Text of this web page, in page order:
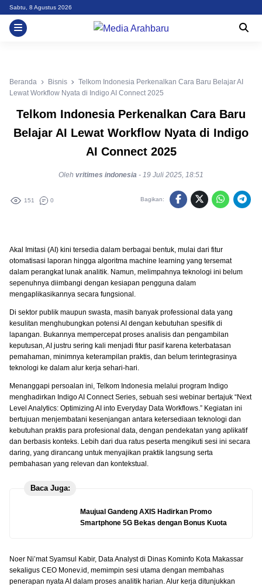
Skip
content
Sabtu, 8 Agustus 2026
Beranda Bisnis
Telkom Indonesia Perkenalkan Cara Baru Belajar AI
Lewat Workflow Nyata di Indigo AI Connect 2025
Telkom Indonesia Perkenalkan Cara Baru
Belajar AI Lewat Workflow Nyata di Indigo
AI Connect 2025
Oleh vritimes indonesia - 19 Juli 2025, 18:51
151 0 Bagikan:
Akal Imitasi (AI) kini tersedia dalam berbagai bentuk, mulai dari fitur
otomatisasi laporan hingga algoritma machine learning yang tersemat
dalam perangkat lunak analitik. Namun, melimpahnya teknologi ini belum
sepenuhnya diimbangi dengan kesiapan pengguna dalam
mengaplikasikannya secara fungsional.
Di sektor publik maupun swasta, masih banyak professional data yang
kesulitan menghubungkan potensi AI dengan kebutuhan spesifik di
lapangan. Bukannya mempercepat proses analisis dan pengambilan
keputusan, AI justru sering kali menjadi fitur pasif karena keterbatasan
pemahaman, minimnya keterampilan praktis, dan belum terintegrasinya
teknologi ke dalam alur kerja sehari-hari.
Menanggapi persoalan ini, Telkom Indonesia melalui program Indigo
menghadirkan Indigo AI Connect Series, sebuah sesi webinar bertajuk “Next
Level Analytics: Optimizing AI into Everyday Data Workflows.” Kegiatan ini
bertujuan menjembatani kesenjangan antara ketersediaan teknologi dan
kebutuhan praktis para profesional data, dengan pendekatan yang aplikatif
dan berbasis konteks. Lebih dari dua ratus peserta mengikuti sesi ini secara
daring, yang dirancang untuk menyajikan praktik langsung serta
pembahasan yang relevan dan kontekstual.
Baca Juga:
Maujual Gandeng AXIS Hadirkan Promo
Smartphone 5G Bekas dengan Bonus Kuota
Noer Ni’mat Syamsul Kabir, Data Analyst di Dinas Kominfo Kota Makassar
sekaligus CEO Monev.id, memimpin sesi utama dengan membahas
penerapan nyata AI dalam proses analitik harian. Alur kerja ditunjukkan